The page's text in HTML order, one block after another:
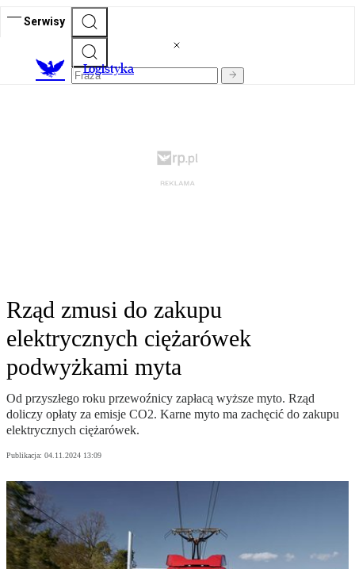
Serwisy
Logistyka
Rząd zmusi do zakupu
elektrycznych ciężarówek
podwyżkami myta
Od przyszłego roku przewoźnicy zapłacą wyższe myto. Rząd
doliczy opłaty za emisje CO2. Karne myto ma zachęcić do zakupu
elektrycznych ciężarówek.
Publikacja: 04.11.2024 13:09